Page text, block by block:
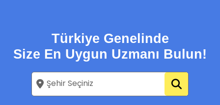
Türkiye Genelinde
Size En Uygun Uzmanı Bulun!